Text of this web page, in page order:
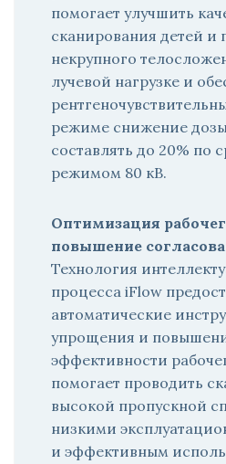
помогает улучшить
сканирования детей и
некрупного
лучевой нагрузке и
режиме снижение
составлять до 20% по
режимом 80 кВ.
Оптимизация
повышение
Технология
процесса iFlow
автоматические
упрощения и
эффективности
помогает проводить
высокой пропускной
низкими
и эффективным